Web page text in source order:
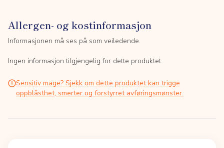
Allergen- og kostinformasjon
Informasjonen må ses på som veiledende.
Ingen informasjon tilgjengelig for dette produktet.
Sensitiv mage? Sjekk om dette produktet kan trigge
oppblåsthet, smerter og forstyrret avføringsmønster.